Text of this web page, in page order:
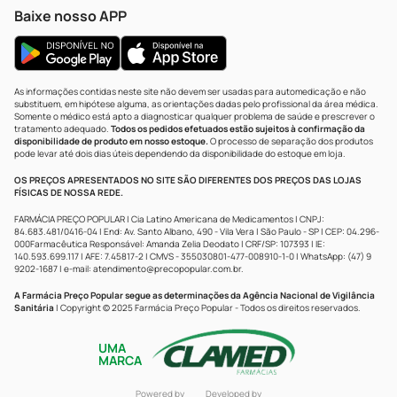
Baixe nosso APP
As informações contidas neste site não devem ser usadas para automedicação e não
substituem, em hipótese alguma, as orientações dadas pelo profissional da área médica.
Somente o médico está apto a diagnosticar qualquer problema de saúde e prescrever o
tratamento adequado. Todos os pedidos efetuados estão sujeitos à confirmação da
disponibilidade de produto em nosso estoque.O processo de separação dos produtos
pode levar até dois dias úteis dependendo da disponibilidade do estoque em loja.
OS PREÇOS APRESENTADOS NO SITE SÃO DIFERENTES DOS PREÇOS DAS LOJAS
FÍSICAS DE NOSSA REDE.
FARMÁCIA PREÇO POPULAR | Cia Latino Americana de Medicamentos | CNPJ:
84.683.481/0416-04 | End: Av. Santo Albano, 490 - Vila Vera | São Paulo - SP | CEP: 04.296-
000Farmacêutica Responsável: Amanda Zelia Deodato | CRF/SP: 107393 | IE:
140.593.699.117 | AFE: 7.45817-2 | CMVS - 355030801-477-008910-1-0 | WhatsApp: (47) 9
9202-1687 | e-mail: atendimento@precopopular.com.br.
A Farmácia Preço Popular segue as determinações da Agência Nacional de Vigilância
Sanitária | Copyright © 2025 Farmácia Preço Popular - Todos os direitos reservados.
UMA
MARCA
Powered by Developed by